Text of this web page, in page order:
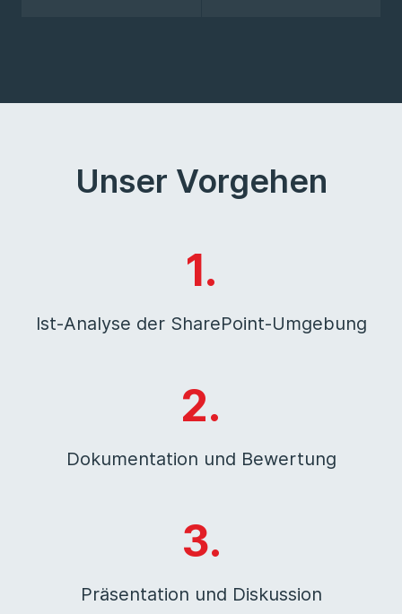
Unser Vorgehen
1.
Ist-Analyse der SharePoint-Umgebung
2.
Dokumentation und Bewertung
3.
Präsentation und Diskussion